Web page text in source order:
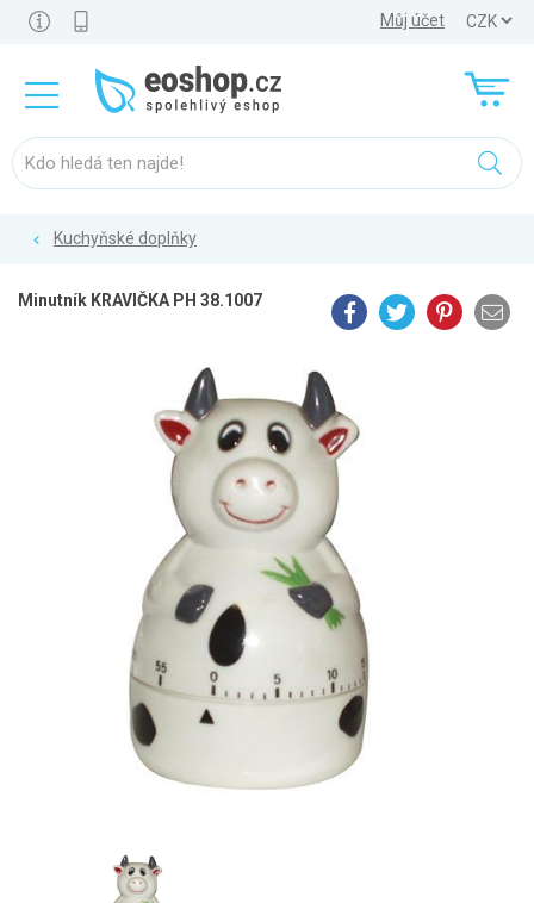
Můj účet
Kuchyňské doplňky
Minutník KRAVIČKA PH 38.1007